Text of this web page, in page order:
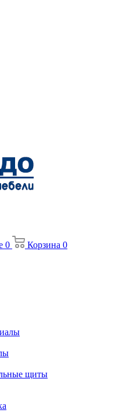
0 Корзина 0
щиты